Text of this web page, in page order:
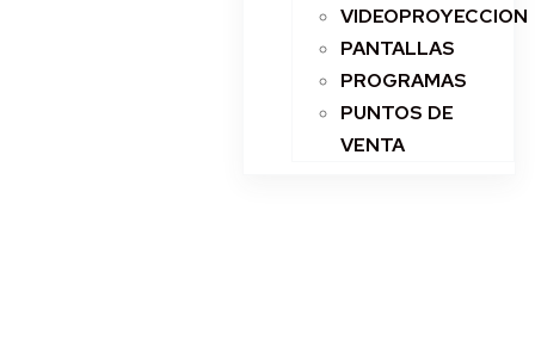
VIDEOPROYECCION
PANTALLAS
PROGRAMAS
PUNTOS DE
VENTA